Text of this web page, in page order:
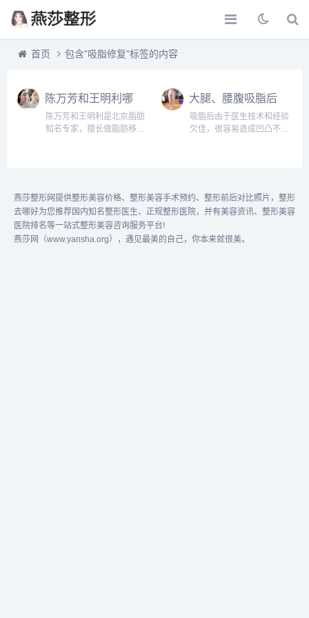
首页 包含"吸脂修复"标签的内容
陈万芳和王明利哪
个做吸脂修复好
陈万芳和王明利是北京脂肪
知名专家，擅长做脂肪移
看，不相上下。添加微信
号：wuyoubianmei或者直
接...
大腿、腰腹吸脂后
凹凸不平怎么办，
能修复好吗？
吸脂后由于医生技术和经验
欠佳，很容易造成凹凸不
象应该怎么解决呢？...
燕莎整形网提供整形美容价格、整形美容手术预约、整形前后对比照片，整形
去哪好为您推荐国内知名整形医生、正规整形医院，并有美容资讯、整形美容
医院排名等一站式整形美容咨询服务平台!
燕莎网（www.yansha.org），遇见最美的自己，你本来就很美。